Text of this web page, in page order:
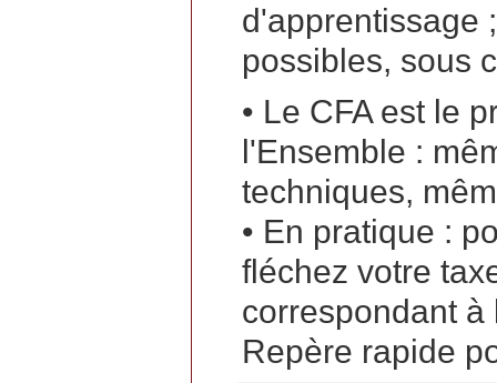
d'apprentissage
possibles, sous
• Le CFA est le
l'Ensemble :
techniques,
• En pratique :
fléchez votre
correspondant à
Repère rapide